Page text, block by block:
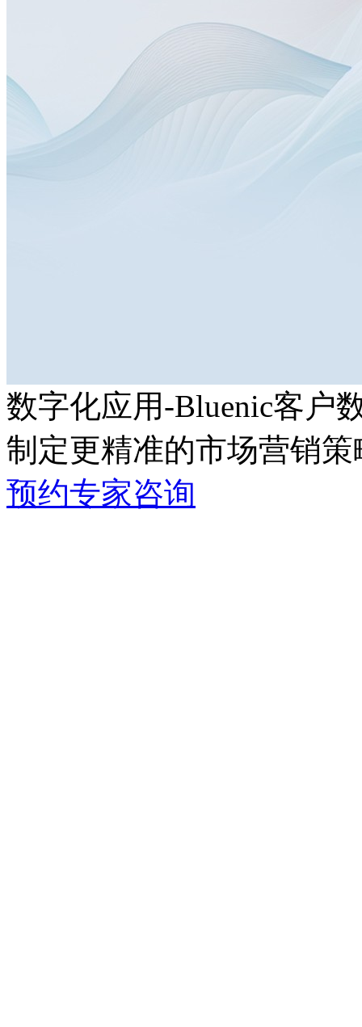
数字化应用-Bluenic客户
制定更精准的市场营销策
预约专家咨询